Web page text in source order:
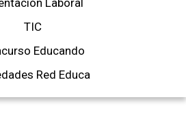
Laboral
TIC
Educando
Red Educa